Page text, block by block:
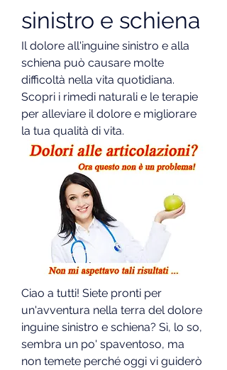
sinistro e schiena
Il dolore all'inguine sinistro e alla
schiena può causare molte
difficoltà nella vita quotidiana.
Scopri i rimedi naturali e le terapie
per alleviare il dolore e migliorare
la tua qualità di vita.
Ciao a tutti! Siete pronti per
un'avventura nella terra del dolore
inguine sinistro e schiena? Sì, lo so,
sembra un po' spaventoso, ma
non temete perché oggi vi guiderò